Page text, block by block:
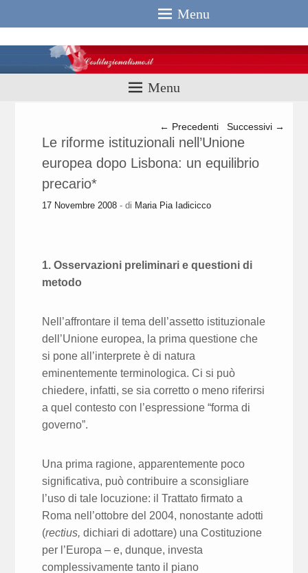
Menu
Menu
Navigazione articolo
← Precedenti Successivi →
Le riforme istituzionali nell’Unione
europea dopo Lisbona: un equilibrio
precario*
17 Novembre 2008 - di Maria Pia Iadicicco
1. Osservazioni preliminari e questioni di
metodo
Nell’affrontare il tema dell’assetto istituzionale
dell’Unione europea, la prima questione che
si pone all’interprete è di natura
eminentemente terminologica. Ci si può
chiedere, infatti, se sia corretto o meno riferirsi
a quel contesto con l’espressione “forma di
governo”.
Una prima ragione, apparentemente poco
significativa, può contribuire a sconsigliare
l’uso di tale locuzione: il Trattato firmato a
Roma nell’ottobre del 2004, nonostante adotti
(rectius,dichiari di adottare) una Costituzione
per l’Europa – e, dunque, investa
complessivamente tanto il piano